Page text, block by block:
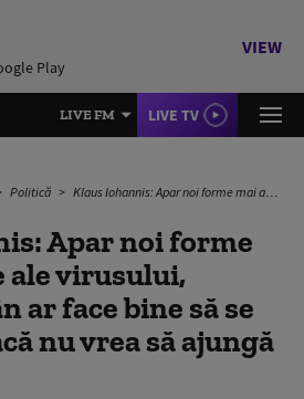
Play
VIEW
LIVE FM LIVE TV
Politică Klaus Iohannis: Apar noi forme mai agresive ale virusului, fiecare român ar face bine să se vaccineze dacă nu vrea să ajungă la spital
Apar noi forme
ale virusului,
ar face bine să se
nu vrea să ajungă